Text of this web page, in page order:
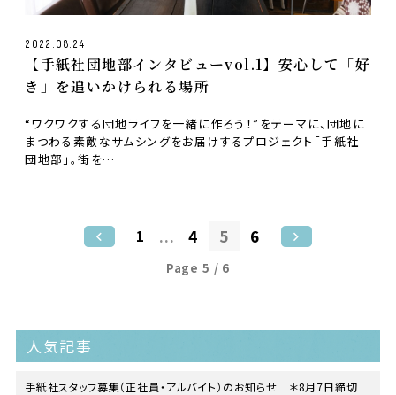
2022.08.24
【手紙社団地部インタビューvol.1】安心して「好
き」を追いかけられる場所
“ワクワクする団地ライフを一緒に作ろう！”をテーマに、団地に
まつわる素敵なサムシングをお届けするプロジェクト「手紙社
団地部」。街を…
1 ... 4 5 6
Page 5 / 6
人気記事
手紙社スタッフ募集（正社員・アルバイト）のお知らせ ＊8月7日締切